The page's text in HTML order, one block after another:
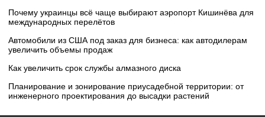
Почему украинцы всё чаще выбирают аэропорт Кишинёва для
международных перелётов
Автомобили из США под заказ для бизнеса: как автодилерам
увеличить объемы продаж
Как увеличить срок службы алмазного диска
Планирование и зонирование приусадебной территории: от
инженерного проектирования до высадки растений